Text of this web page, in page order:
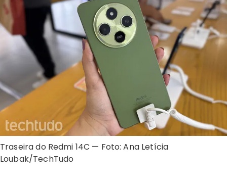
Traseira do Redmi 14C — Foto: Ana Letícia
Loubak/TechTudo